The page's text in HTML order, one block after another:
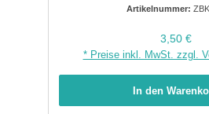
Artikelnummer:
Regulärer
3,50 €
* Preise inkl. MwSt. zzgl.
In den